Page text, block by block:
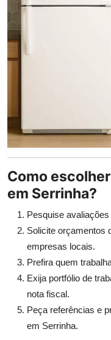
Como
em Serrinha?
Pesquise
Solicite orçamentos
empresas locais.
Prefira quem
Exija portfólio de
nota fiscal.
Peça referências e
em Serrinha.